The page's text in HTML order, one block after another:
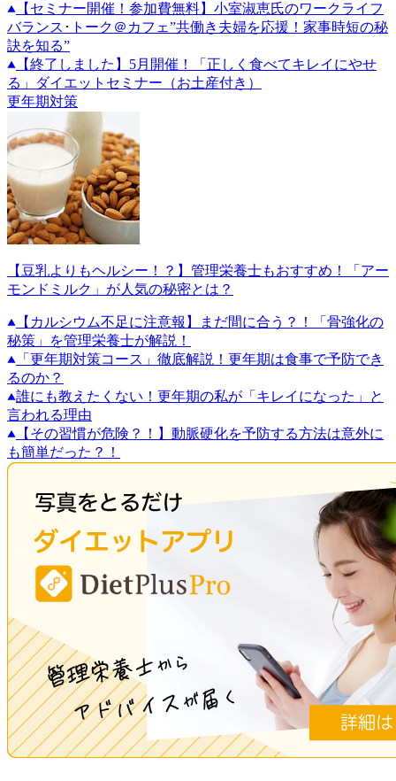
【セミナー開催！参加費無料】小室淑恵氏のワークライフ
バランス･トーク＠カフェ”共働き夫婦を応援！家事時短の秘
訣を知る”
【終了しました】5月開催！「正しく食べてキレイにやせ
る」ダイエットセミナー（お土産付き）
更年期対策
【豆乳よりもヘルシー！？】管理栄養士もおすすめ！「アー
モンドミルク」が人気の秘密とは？
【カルシウム不足に注意報】まだ間に合う？！「骨強化の
秘策」を管理栄養士が解説！
「更年期対策コース」徹底解説！更年期は食事で予防でき
るのか？
誰にも教えたくない！更年期の私が「キレイになった」と
言われる理由
【その習慣が危険？！】動脈硬化を予防する方法は意外に
も簡単だった？！